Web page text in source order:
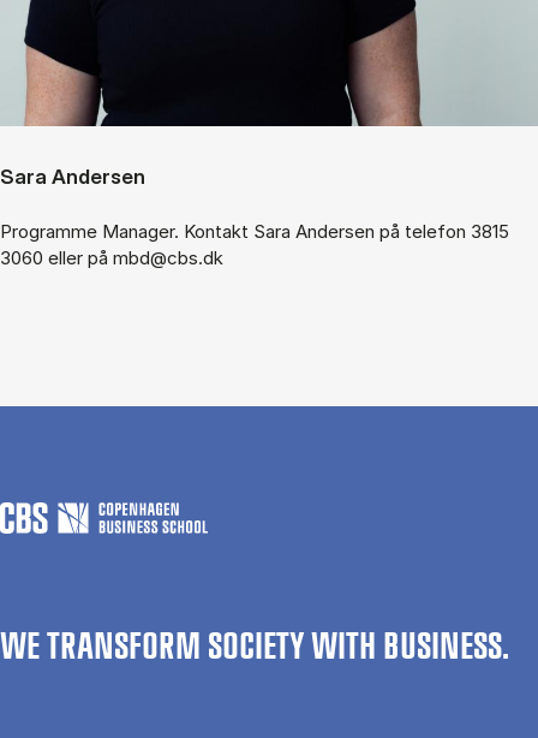
Sara Andersen
Programme Manager. Kontakt Sara Andersen på telefon 3815
3060 eller på mbd@cbs.dk
WE TRANSFORM SOCIETY WITH BUSINESS.